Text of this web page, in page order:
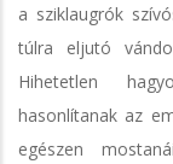
a sziklaugrók
túlra eljutó
Hihetetlen
hasonlítanak az
egészen